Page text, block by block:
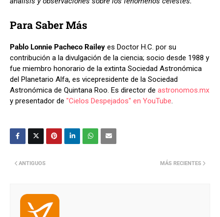
Para Saber Más
Pablo Lonnie Pacheco Railey es Doctor H.C. por su
contribución a la divulgación de la ciencia; socio desde 1988 y
fue miembro honorario de la extinta Sociedad Astronómica
del Planetario Alfa, es vicepresidente de la Sociedad
Astronómica de Quintana Roo. Es director de astronomos.mx
y presentador de "Cielos Despejados" en YouTube
MÁS RECIENTES
ANTIGUOS